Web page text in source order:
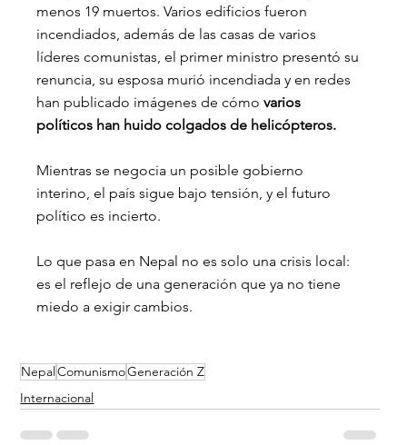
menos 19 muertos. Varios edificios fueron
incendiados, además de las casas de varios
líderes comunistas, el primer ministro presentó su
renuncia, su esposa murió incendiada y en redes
han publicado imágenes de cómo varios
políticos han huido colgados de helicópteros.
Mientras se negocia un posible gobierno
interino, el país sigue bajo tensión, y el futuro
político es incierto.
Lo que pasa en Nepal no es solo una crisis local:
es el reflejo de una generación que ya no tiene
miedo a exigir cambios.
NepalComunismoGeneración Z
Internacional